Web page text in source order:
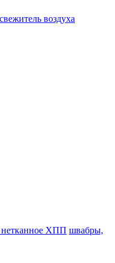
воздуха
ХПП швабры,